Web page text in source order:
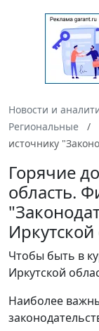
Новости и
Региональные
источнику
Горячие
область.
Чтобы быть в
Иркутской
Наиболее